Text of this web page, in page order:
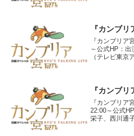
ニ・...
『カンブ
『カンブリア
～公式HP：
（テレビ東
まれた。...
『カンブ
『カンブリア
22:00～公式
栄子、西川通